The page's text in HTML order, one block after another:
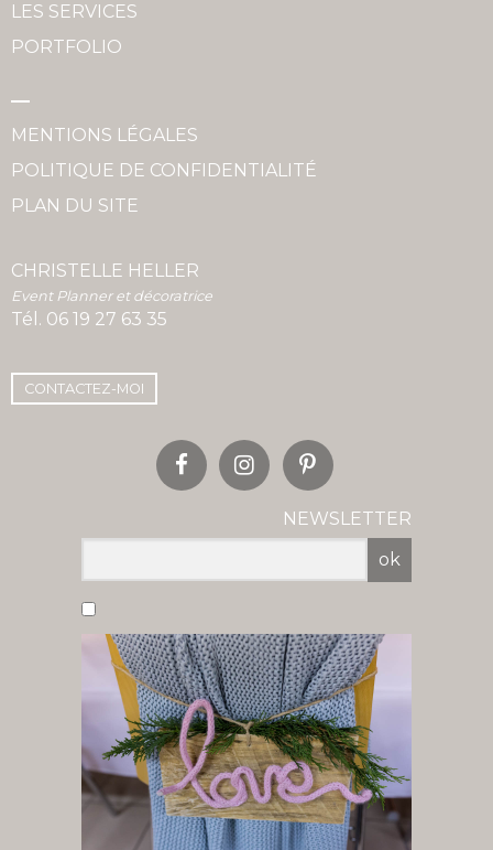
LES SERVICES
PORTFOLIO
MENTIONS LÉGALES
POLITIQUE DE CONFIDENTIALITÉ
PLAN DU SITE
CHRISTELLE HELLER
Event Planner et décoratrice
Tél. 06 19 27 63 35
CONTACTEZ-MOI
NEWSLETTER
ok